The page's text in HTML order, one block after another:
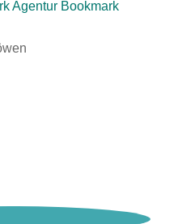
Agentur Bookmark